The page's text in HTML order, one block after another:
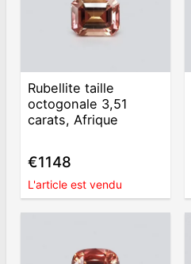
Rubellite taille
octogonale 3,51
carats, Afrique
€1148
L'article est vendu